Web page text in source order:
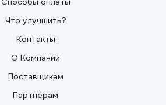
Что улучшить?
Контакты
О Компании
Поставщикам
Партнерам